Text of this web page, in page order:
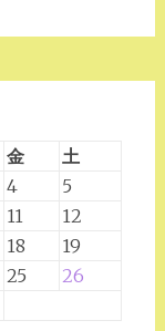
金
土
4
5
11
12
18
19
25
26